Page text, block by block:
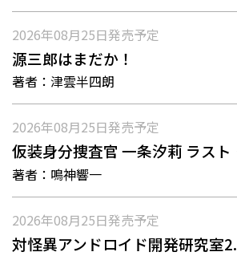
2026年08月25日発売予定
源三郎はまだか！
著者： 津雲半四朗
2026年08月25日発売予定
仮装身分捜査官 一条汐莉 ラスト
著者： 鳴神響一
2026年08月25日発売予定
対怪異アンドロイド開発研究室